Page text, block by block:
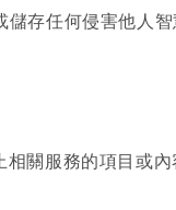
存任何侵害他人智
關服務的項目或內